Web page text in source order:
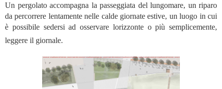
Un pergolato accompagna la passeggiata del lungomare, un riparo
da percorrere lentamente nelle calde giornate estive, un luogo in cui
è possibile sedersi ad osservare lorizzonte o più semplicemente,
leggere il giornale.